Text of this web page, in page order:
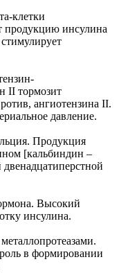
клетки
продукцию инсулина
II тормозит
ангиотензина II.
давление.
Продукция
[кальбиндин –
Высокий
инсулина.
в формировании